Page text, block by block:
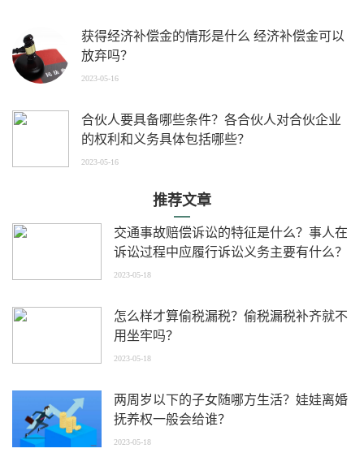
获得经济补偿金的情形是什么 经济补偿金可以
放弃吗？
2023-05-16
合伙人要具备哪些条件？各合伙人对合伙企业
的权利和义务具体包括哪些？
2023-05-16
推荐文章
交通事故赔偿诉讼的特征是什么？事人在
诉讼过程中应履行诉讼义务主要有什么？
2023-05-18
怎么样才算偷税漏税？偷税漏税补齐就不
用坐牢吗？
2023-05-18
两周岁以下的子女随哪方生活？娃娃离婚
抚养权一般会给谁？
2023-05-18